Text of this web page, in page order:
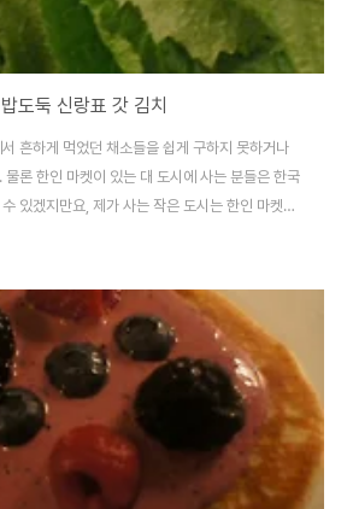
도둑 신랑표 갓 김치
흔하게 먹었던 채소들을 쉽게 구하지 못하거나
물론 한인 마켓이 있는 대 도시에 사는 분들은 한국
있겠지만요, 제가 사는 작은 도시는 한인 마켓도
한국 관련 식품은 아주 제한적입니다. 그래서 일
등을 많이 키우시는 것 같아요. 하지만, 토양과
는 향이 강하고 좀 억세다고 합니다. 몇 주 전에 한
자랐다며, 가져 가라고 하셨어요. 평소 한국 김치
마 집으로 바로 날라갔지요. 한국에서는 본 적이